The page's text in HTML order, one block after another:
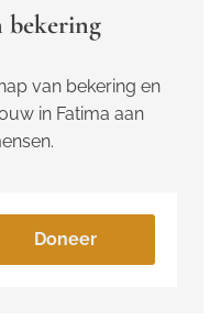
bekering
van bekering en
in Fatima aan
Doneer